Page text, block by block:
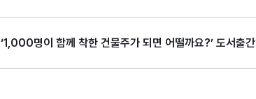
‘1,000명이 함께 착한 건물주가 되면 어떨까요?’ 도서출간